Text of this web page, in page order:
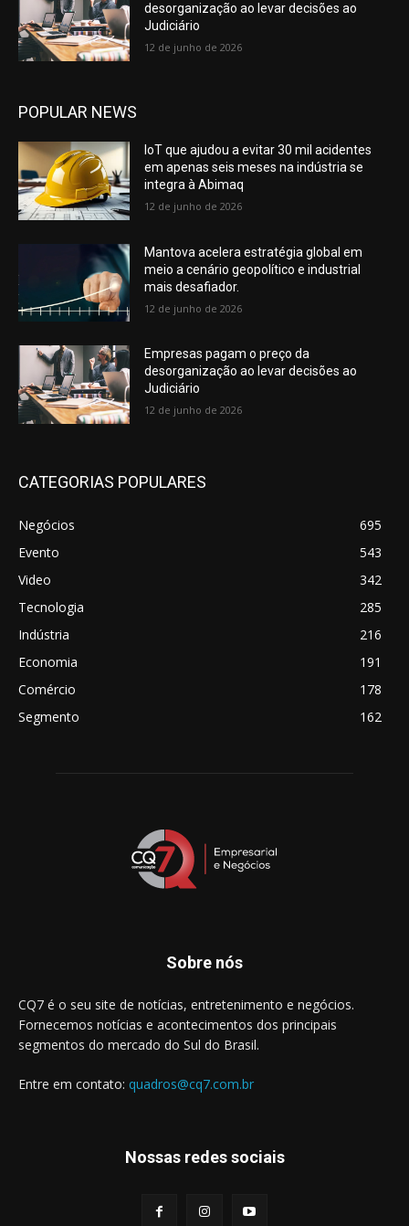
desorganização ao levar decisões ao
Judiciário
12 de junho de 2026
POPULAR NEWS
IoT que ajudou a evitar 30 mil acidentes
em apenas seis meses na indústria se
integra à Abimaq
12 de junho de 2026
Mantova acelera estratégia global em
meio a cenário geopolítico e industrial
mais desafiador.
12 de junho de 2026
Empresas pagam o preço da
desorganização ao levar decisões ao
Judiciário
12 de junho de 2026
CATEGORIAS POPULARES
Negócios
695
Evento
543
Video
342
Tecnologia
285
Indústria
216
Economia
191
Comércio
178
Segmento
162
Sobre nós
CQ7 é o seu site de notícias, entretenimento e negócios.
Fornecemos notícias e acontecimentos dos principais
segmentos do mercado do Sul do Brasil.
Entre em contato: quadros@cq7.com.br
Nossas redes sociais